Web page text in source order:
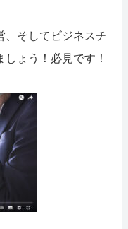
、そしてビジネスチ
ょう！必見です！